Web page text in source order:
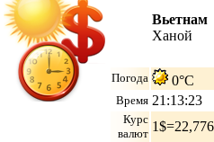
Вьетнам
Ханой
Погода 0°C
Время 21:13:24
Курс
валют